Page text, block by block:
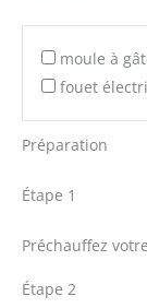
moule à
fouet
Préparation
Étape 1
Préchauffez
Étape 2